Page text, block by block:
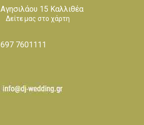
Αγησιλάου 15 Καλλιθέα
Δείτε μας στο χάρτη
697 7601111